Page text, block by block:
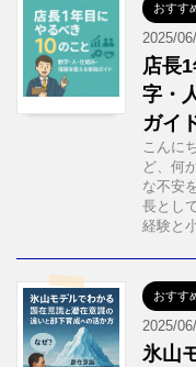
おす
2025/
店長
字・
ガイ
こんに
ど、何
な不安
長とし
経験と
おす
2025/
氷山